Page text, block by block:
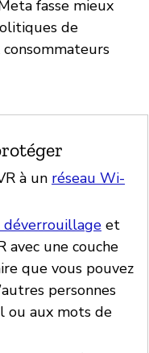
fasse mieux
de
à un réseau Wi-
déverrouillage et
avec une couche
que vous pouvez
personnes
ou aux mots de